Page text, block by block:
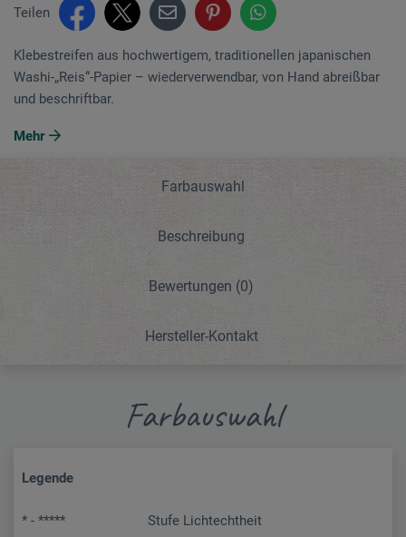
Teilen
Klebestreifen aus hochwertigem, traditionellen japanischen
Washi-„Reis“-Papier – wiederverwendbar, von Hand abreißbar
und beschriftbar.
Mehr
Farbauswahl
Beschreibung
Bewertungen (0)
Hersteller-Kontakt
Farbauswahl
Legende
* - *****
Stufe Lichtechtheit